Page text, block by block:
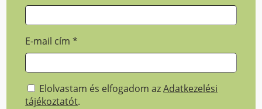
E-mail cím*
Elolvastam és elfogadom azAdatkezelési
tájékoztatót.